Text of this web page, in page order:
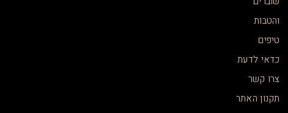
והטבות
טיפים
כדאי לדעת
צרו קשר
תקנון האתר